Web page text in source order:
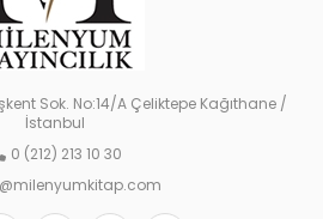
Sok. No:14/A Çeliktepe Kağıthane /
İstanbul
0 (212) 213 10 30